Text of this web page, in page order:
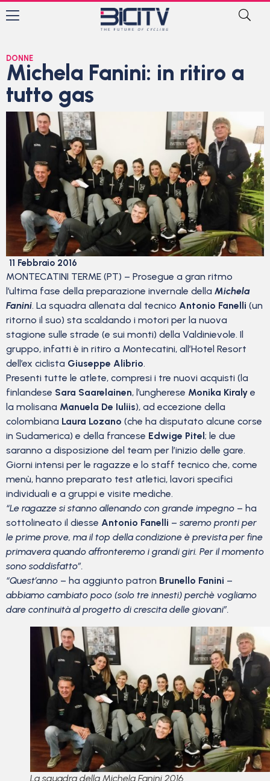
DONNE
Michela Fanini: in ritiro a
tutto gas
11 Febbraio 2016
MONTECATINI TERME (PT) – Prosegue a gran ritmo
l’ultima fase della preparazione invernale della Michela
Fanini. La squadra allenata dal tecnico Antonio Fanelli (un
ritorno il suo) sta scaldando i motori per la nuova
stagione sulle strade (e sui monti) della Valdinievole. Il
gruppo, infatti è in ritiro a Montecatini, all’Hotel Resort
dell’ex ciclista Giuseppe Alibrio.
Presenti tutte le atlete, compresi i tre nuovi acquisti (la
finlandese Sara Saarelainen, l’ungherese Monika Kiraly e
la molisana Manuela De Iuliis), ad eccezione della
colombiana Laura Lozano (che ha disputato alcune corse
in Sudamerica) e della francese Edwige Pitel ; le due
saranno a disposizione del team per l’inizio delle gare.
Giorni intensi per le ragazze e lo staff tecnico che, come
menù, hanno preparato test atletici, lavori specifici
individuali e a gruppi e visite mediche.
“Le ragazze si stanno allenando con grande impegno – ha
sottolineato il diesse Antonio Fanelli – saremo pronti per
le prime prove, ma il top della condizione è prevista per fine
primavera quando affronteremo i grandi giri. Per il momento
sono soddisfatto”.
“Quest’anno – ha aggiunto patron Brunello Fanini –
abbiamo cambiato poco (solo tre innesti) perchè vogliamo
dare continuità al progetto di crescita delle giovani”.
La squadra della Michela Fanini 2016